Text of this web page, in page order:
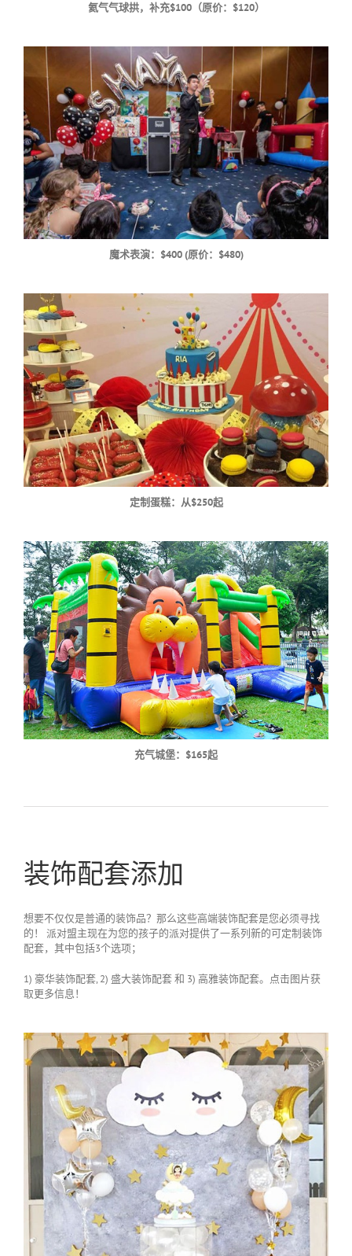
氦气气球拱，补充$100（原价：$120）
魔术表演：$400 (原价：$480)
定制蛋糕：从$250起
充气城堡：$165起
装饰配套添加
想要不仅仅是普通的装饰品？那么这些高端装饰配套是您必须寻找
的！ 派对盟主现在为您的孩子的派对提供了一系列新的可定制装饰
配套，其中包括3个选项；
1) 豪华装饰配套, 2) 盛大装饰配套 和 3) 高雅装饰配套。点击图片获
取更多信息！